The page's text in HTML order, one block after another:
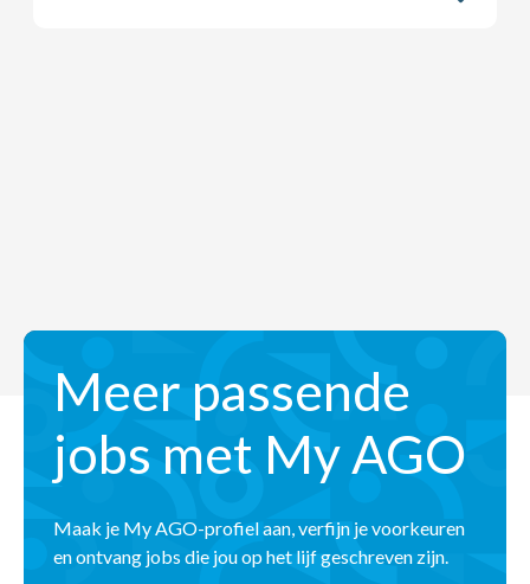
Meer passende
jobs met My AGO
Maak je My AGO-profiel aan, verfijn je voorkeuren
en ontvang jobs die jou op het lijf geschreven zijn.